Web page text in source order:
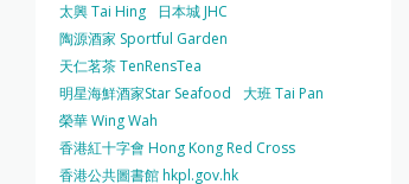
太興 Tai Hing
日本城 JHC
陶源酒家 Sportful Garden
天仁茗茶 TenRensTea
明星海鮮酒家Star Seafood
大班 Tai Pan
榮華 Wing Wah
香港紅十字會 Hong Kong Red Cross
香港公共圖書館 hkpl.gov.hk